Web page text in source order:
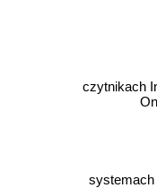
czytnikach
systemach